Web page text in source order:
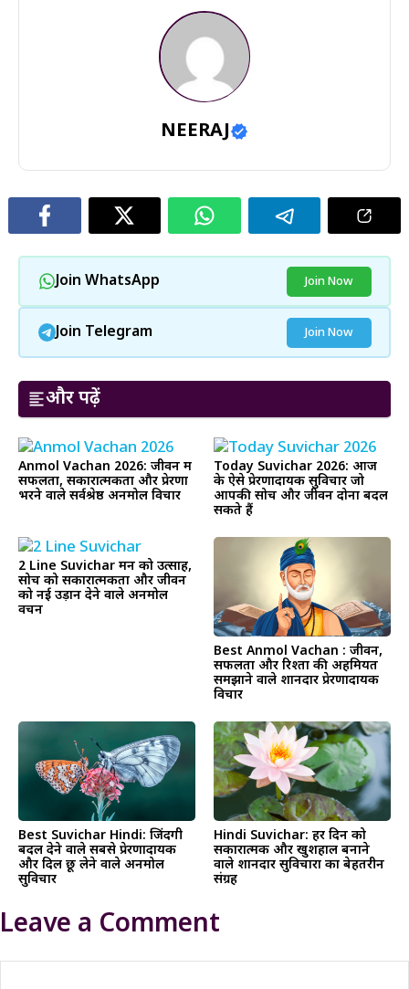
NEERAJ
Join WhatsApp Join Now
Join Telegram Join Now
और पढ़ें
Anmol Vachan 2026: जीवन में
सफलता, सकारात्मकता और प्रेरणा
भरने वाले सर्वश्रेष्ठ अनमोल विचार
Today Suvichar 2026: आज
के ऐसे प्रेरणादायक सुविचार जो
आपकी सोच और जीवन दोनों बदल
सकते हैं
2 Line Suvichar मन को उत्साह,
सोच को सकारात्मकता और जीवन
को नई उड़ान देने वाले अनमोल
वचन
Best Anmol Vachan : जीवन,
सफलता और रिश्तों की अहमियत
समझाने वाले शानदार प्रेरणादायक
विचार
Best Suvichar Hindi: जिंदगी
बदल देने वाले सबसे प्रेरणादायक
और दिल छू लेने वाले अनमोल
सुविचार
Hindi Suvichar: हर दिन को
सकारात्मक और खुशहाल बनाने
वाले शानदार सुविचारों का बेहतरीन
संग्रह
Leave a Comment